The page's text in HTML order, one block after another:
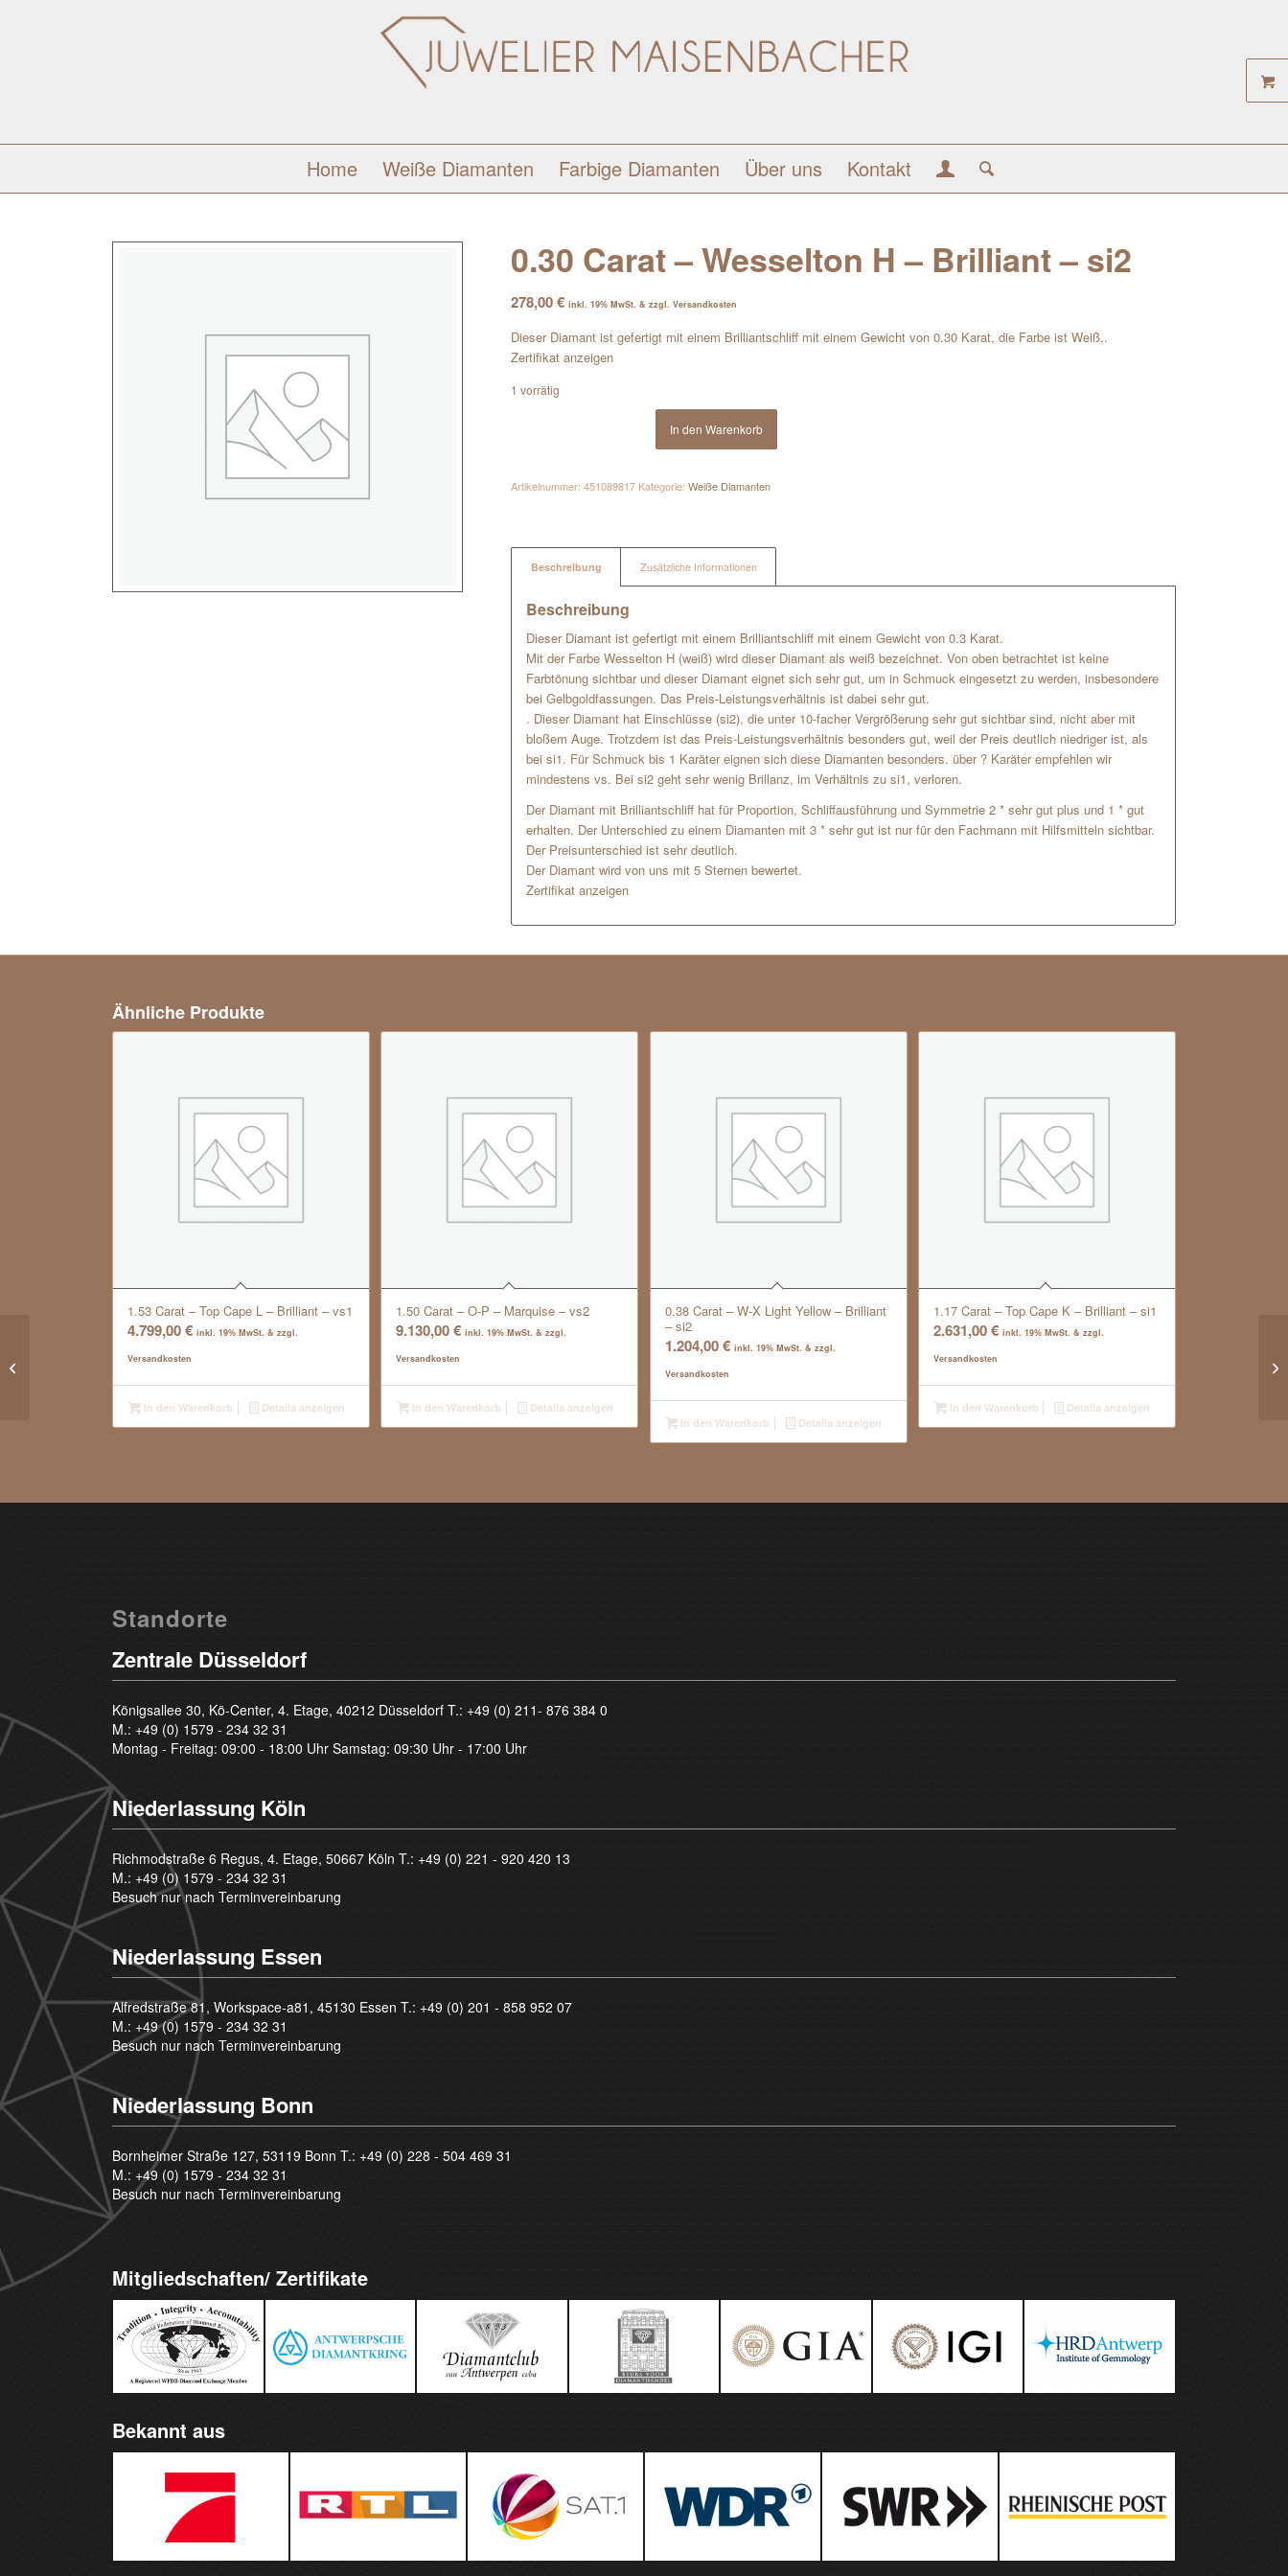
Home Weiße Diamanten Farbige Diamanten Über uns Kontakt
0.30 Carat – Wesselton H – Brilliant – si2
278,00€ inkl. 19% MwSt. & zzgl. Versandkosten
Dieser Diamant ist gefertigt mit einem Brilliantschliff mit einem Gewicht von 0.30 Karat, die Farbe ist Weiß,.
Zertifikat anzeigen
1 vorrätig
In den Warenkorb
Artikelnummer:451089817 Kategorie:Weiße Diamanten
Beschreibung Zusätzliche Informationen
Beschreibung
Dieser Diamant ist gefertigt mit einem Brilliantschliff mit einem Gewicht von 0.3 Karat.
Mit der Farbe Wesselton H (weiß) wird dieser Diamant als weiß bezeichnet. Von oben betrachtet ist keine
Farbtönung sichtbar und dieser Diamant eignet sich sehr gut, um in Schmuck eingesetzt zu werden, insbesondere
bei Gelbgoldfassungen. Das Preis-Leistungsverhältnis ist dabei sehr gut.
. Dieser Diamant hat Einschlüsse (si2), die unter 10-facher Vergrößerung sehr gut sichtbar sind, nicht aber mit
bloßem Auge. Trotzdem ist das Preis-Leistungsverhältnis besonders gut, weil der Preis deutlich niedriger ist, als
bei si1. Für Schmuck bis 1 Karäter eignen sich diese Diamanten besonders. über ? Karäter empfehlen wir
mindestens vs. Bei si2 geht sehr wenig Brillanz, im Verhältnis zu si1, verloren.
Der Diamant mit Brilliantschliff hat für Proportion, Schliffausführung und Symmetrie 2 * sehr gut plus und 1 * gut
erhalten. Der Unterschied zu einem Diamanten mit 3 * sehr gut ist nur für den Fachmann mit Hilfsmitteln sichtbar.
Der Preisunterschied ist sehr deutlich.
Der Diamant wird von uns mit 5 Sternen bewertet.
Zertifikat anzeigen
Ähnliche Produkte
1.53 Carat – Top Cape L – Brilliant – vs1
4.799,00€ inkl. 19% MwSt. & zzgl.
Versandkosten
In den Warenkorb Details anzeigen
1.50 Carat – O-P – Marquise – vs2
9.130,00€ inkl. 19% MwSt. & zzgl.
Versandkosten
In den Warenkorb Details anzeigen
0.38 Carat – W-X Light Yellow – Brilliant
– si2
1.204,00€ inkl. 19% MwSt. & zzgl.
Versandkosten
In den Warenkorb Details anzeigen
1.17 Carat – Top Cape K – Brilliant – si1
2.631,00€ inkl. 19% MwSt. & zzgl.
Versandkosten
In den Warenkorb Details anzeigen
Standorte
Zentrale Düsseldorf
Königsallee 30, Kö-Center, 4. Etage, 40212 Düsseldorf T.: +49 (0) 211- 876 384 0
M.: +49 (0) 1579 - 234 32 31
Montag - Freitag: 09:00 - 18:00 Uhr Samstag: 09:30 Uhr - 17:00 Uhr
Niederlassung Köln
Richmodstraße 6 Regus, 4. Etage, 50667 Köln T.: +49 (0) 221 - 920 420 13
M.: +49 (0) 1579 - 234 32 31
Besuch nur nach Terminvereinbarung
Niederlassung Essen
Alfredstraße 81, Workspace-a81, 45130 Essen T.: +49 (0) 201 - 858 952 07
M.: +49 (0) 1579 - 234 32 31
Besuch nur nach Terminvereinbarung
Niederlassung Bonn
Bornheimer Straße 127, 53119 Bonn T.: +49 (0) 228 - 504 469 31
M.: +49 (0) 1579 - 234 32 31
Besuch nur nach Terminvereinbarung
Mitgliedschaften/ Zertifikate
Bekannt aus
0.74 Carat – Top Wesselton G –